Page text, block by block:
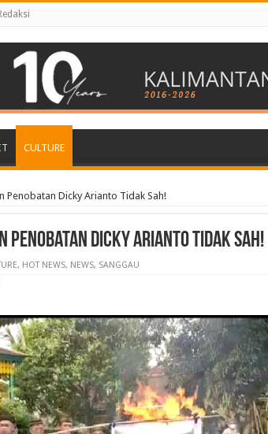
CULTURE
Penobatan Dicky Arianto Tidak Sah!
Penobatan Dicky Arianto Tidak Sah!
, HOT NEWS, NEWS, SANGGAU